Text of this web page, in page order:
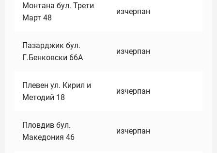
Монтана бул. Трети
Март 48
изчерпан
Пазарджик бул.
Г.Бенковски 66А
изчерпан
Плевен ул. Кирил и
Методий 18
изчерпан
Пловдив бул.
Македония 46
изчерпан